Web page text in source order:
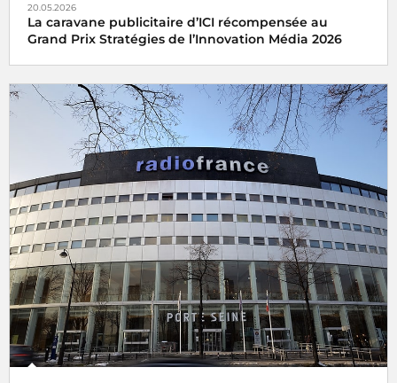
20.05.2026
La caravane publicitaire d’ICI récompensée au
Grand Prix Stratégies de l’Innovation Média 2026